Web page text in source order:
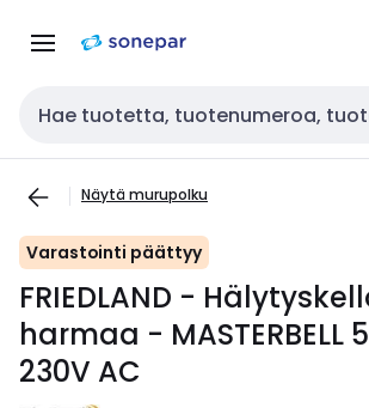
navigointiinsisältöön
Haku
Näytä murupolku
Varastointi päättyy
FRIEDLAND -
harmaa - MASTERBELL
230V AC